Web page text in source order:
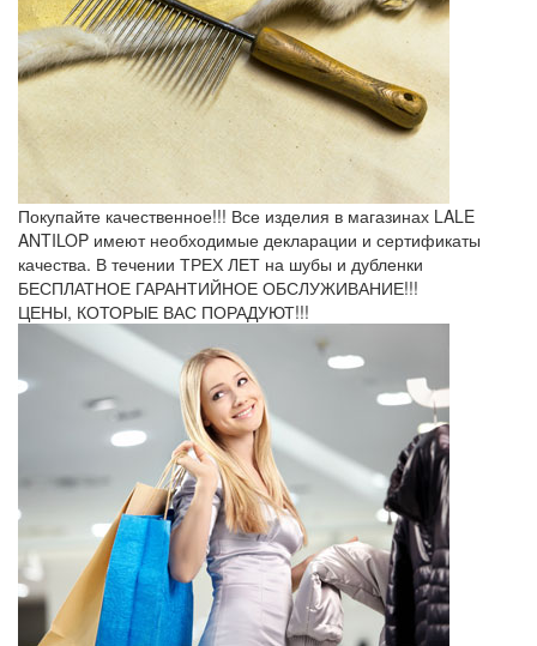
Покупайте качественное!!! Все изделия в магазинах LALE
ANTILOP имеют необходимые декларации и сертификаты
качества. В течении ТРЕХ ЛЕТ на шубы и дубленки
БЕСПЛАТНОЕ ГАРАНТИЙНОЕ ОБСЛУЖИВАНИЕ!!!
ЦЕНЫ, КОТОРЫЕ ВАС ПОРАДУЮТ!!!